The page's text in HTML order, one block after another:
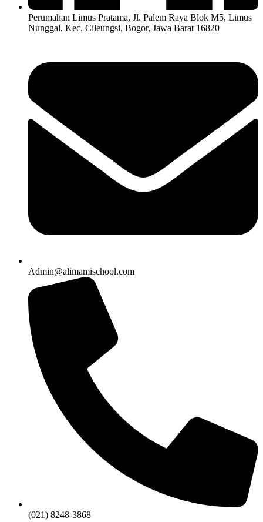
Perumahan Limus Pratama, Jl. Palem Raya Blok M5, Limus
Nunggal, Kec. Cileungsi, Bogor, Jawa Barat 16820
Admin@alimamischool.com
(021) 8248-3868